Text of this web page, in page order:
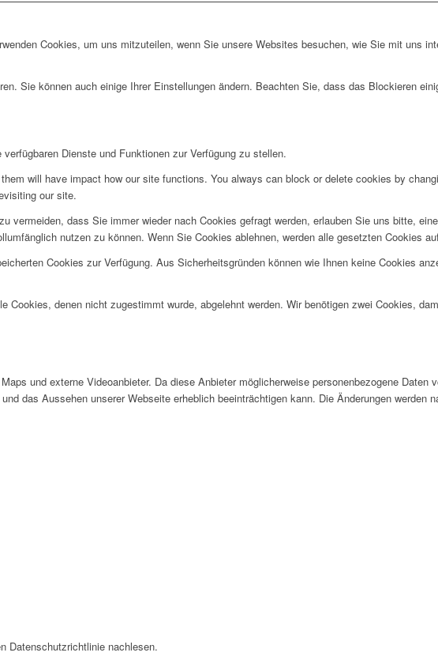
Cookies, um uns mitzuteilen, wenn Sie unsere Websites besuchen, wie Sie mit uns
Sie können auch einige Ihrer Einstellungen ändern. Beachten Sie, dass das Blockieren
Dienste und Funktionen zur Verfügung zu stellen.
will have impact how our site functions. You always can block or delete cookies by
our site.
vermeiden, dass Sie immer wieder nach Cookies gefragt werden, erlauben Sie uns bitte,
nutzen zu können. Wenn Sie Cookies ablehnen, werden alle gesetzten Cookies
Cookies zur Verfügung. Aus Sicherheitsgründen können wie Ihnen keine Cookies
Cookies, denen nicht zugestimmt wurde, abgelehnt werden. Wir benötigen zwei Cookies,
und externe Videoanbieter. Da diese Anbieter möglicherweise personenbezogene
das Aussehen unserer Webseite erheblich beeinträchtigen kann. Die Änderungen werden
Datenschutzrichtlinie nachlesen.